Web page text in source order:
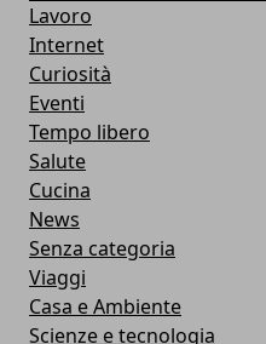
Lavoro
Internet
Curiosità
Eventi
Tempo libero
Salute
Cucina
News
Senza categoria
Viaggi
Casa e Ambiente
Scienze e tecnologia